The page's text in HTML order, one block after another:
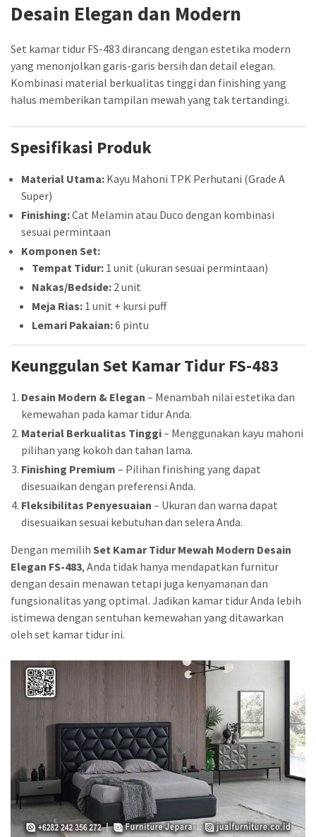
Desain Elegan dan Modern
Set kamar tidur FS-483 dirancang dengan estetika modern
yang menonjolkan garis-garis bersih dan detail elegan.
Kombinasi material berkualitas tinggi dan finishing yang
halus memberikan tampilan mewah yang tak tertandingi.
Spesifikasi Produk
Material Utama: Kayu Mahoni TPK Perhutani (Grade A
Super)
Finishing:Cat Melamin atau Duco dengan kombinasi
sesuai permintaan
Komponen Set:
Tempat Tidur: 1 unit (ukuran sesuai permintaan)
Nakas/Bedside: 2 unit
Meja Rias: 1 unit + kursi puff
Lemari Pakaian:6 pintu
Keunggulan Set Kamar Tidur FS-483
Desain Modern & Elegan – Menambah nilai estetika dan
kemewahan pada kamar tidur Anda.
Material Berkualitas Tinggi– Menggunakan kayu mahoni
pilihan yang kokoh dan tahan lama.
Finishing Premium – Pilihan finishing yang dapat
disesuaikan dengan preferensi Anda.
Fleksibilitas Penyesuaian – Ukuran dan warna dapat
disesuaikan sesuai kebutuhan dan selera Anda.
Dengan memilih Set Kamar Tidur Mewah Modern Desain
Elegan FS-483, Anda tidak hanya mendapatkan furnitur
dengan desain menawan tetapi juga kenyamanan dan
fungsionalitas yang optimal. Jadikan kamar tidur Anda lebih
istimewa dengan sentuhan kemewahan yang ditawarkan
oleh set kamar tidur ini.